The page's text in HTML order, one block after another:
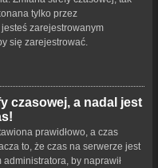
tylko przez
zarejestrowanym
się zarejestrować.
czasowej, a nadal jest
prawidłowo, a czas
to, że czas na serwerze jest
by naprawił